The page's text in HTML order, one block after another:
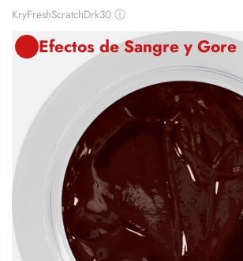
KryFreshScratchDrk30 ⓘ
Efectos de Sangre y Gore